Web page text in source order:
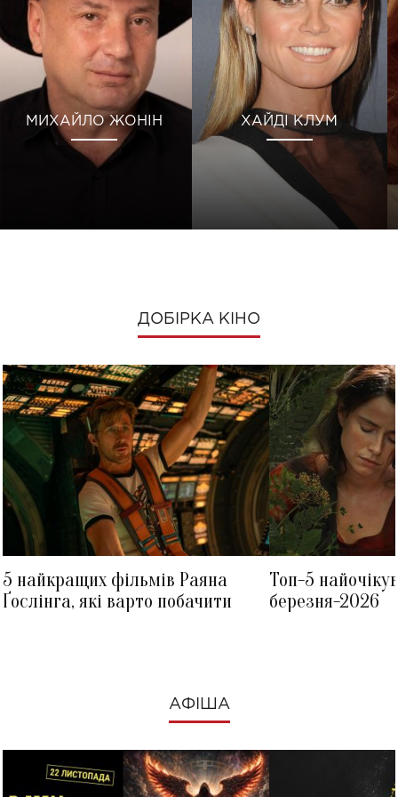
МИХАЙЛО ЖОНІН ХАЙДІ КЛУМ
ДОБІРКА КІНО
5 найкращих фільмів Раяна
Ґослінга, які варто побачити
Топ-5
березня-2026
АФІША